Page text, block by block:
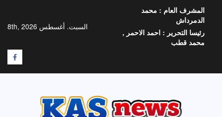
المحتوى
السبت. أغسطس 8th, 2026
المشرف العام : محمد
الدمرداش
رئيسا التحرير : احمد الاحمر ,
محمد قطب
F